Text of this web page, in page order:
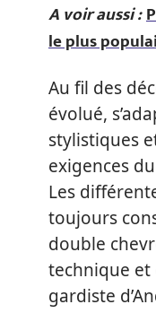
A voir aussi :
le plus
Au fil des
évolué,
stylistiques
exigences
Les
toujours
double
technique et
gardiste